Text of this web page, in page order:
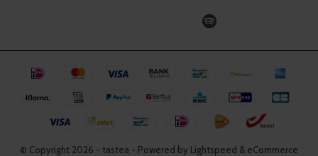
© Copyright 2026 - tastea - Powered by Lightspeed & eCommerce